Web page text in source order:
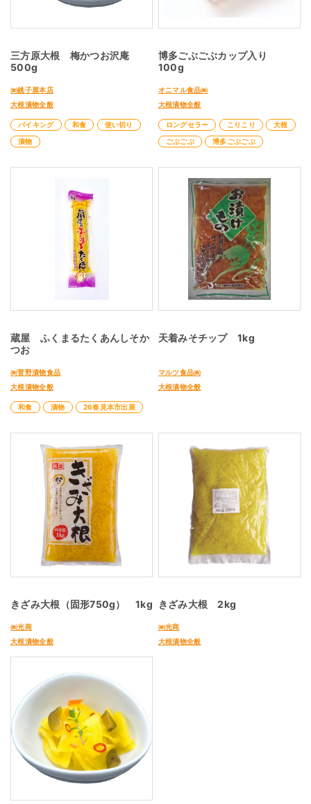
三方原大根 梅かつお沢庵
500g
㈱銚子屋本店
大根漬物全般
バイキング 和食
使い切り
漬物
博多ごぶごぶカップ入り
100g
オニマル食品㈱
大根漬物全般
ロングセラー こりこり
大根
ごぶごぶ
博多ごぶごぶ
蔵屋 ふくまるたくあんしそか
つお
㈱菅野漬物食品
大根漬物全般
和食 漬物 26春見本市出展
天着みそチップ 1kg
マルツ食品㈱
大根漬物全般
きざみ大根（固形750g） 1kg
㈱光商
大根漬物全般
きざみ大根 2kg
㈱光商
大根漬物全般